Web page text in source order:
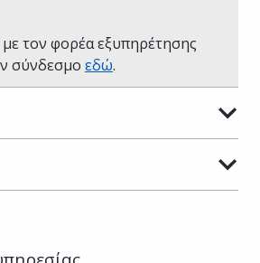
με τον φορέα εξυπηρέτησης
σύνδεσμο εδώ.